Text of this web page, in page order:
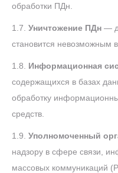
обработки ПДн.
1.7. Уничтожение ПДн —
становится невозможным
1.8. Информационная
содержащихся в базах
обработку
средств.
1.9. Уполномоченный
надзору в сфере связи,
массовых коммуникаций